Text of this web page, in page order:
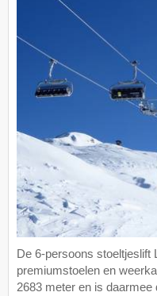
De 6-persoons stoeltjeslift
premiumstoelen en
2683 meter en is daarmee